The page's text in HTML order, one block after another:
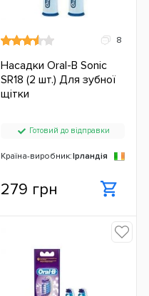
8
Насадки Oral-B Sonic
SR18 (2 шт.) Для зубної
щітки
Готовий до відправки
Країна-виробник:Ірландія
279 грн